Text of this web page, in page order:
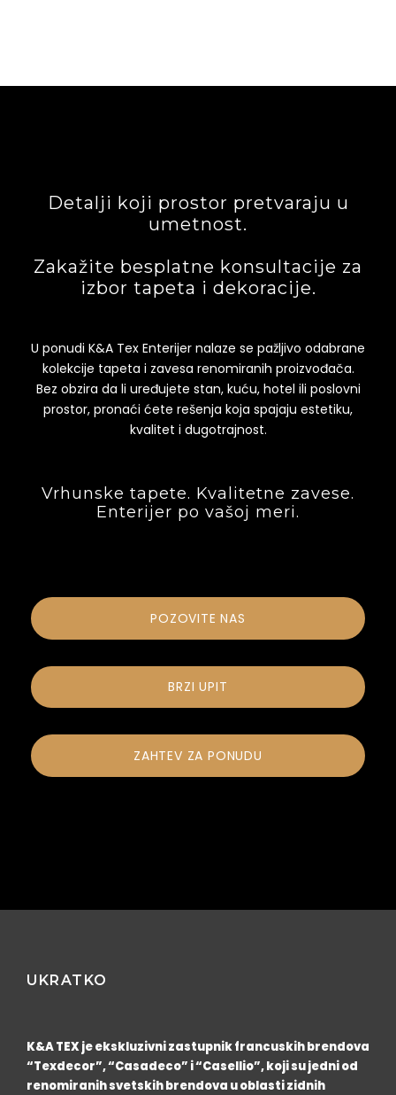
Detalji koji prostor pretvaraju u
umetnost.
Zakažite besplatne konsultacije za
izbor tapeta i dekoracije.
U ponudi K&A Tex Enterijer nalaze se pažljivo odabrane
kolekcije tapeta i zavesa renomiranih proizvođača.
Bez obzira da li uređujete stan, kuću, hotel ili poslovni
prostor, pronaći ćete rešenja koja spajaju estetiku,
kvalitet i dugotrajnost.
Vrhunske tapete. Kvalitetne zavese.
Enterijer po vašoj meri.
POZOVITE NAS
BRZI UPIT
ZAHTEV ZA PONUDU
UKRATKO
K&A TEX je ekskluzivni zastupnik francuskih brendova
“Texdecor”, “Casadeco” i “Casellio”, koji su jedni od
renomiranih svetskih brendova u oblasti zidnih